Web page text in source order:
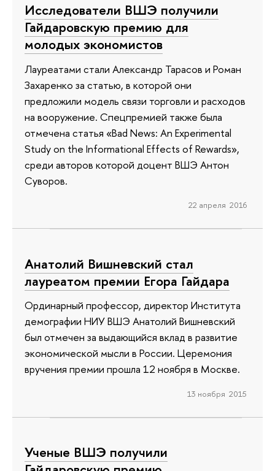
Исследователи ВШЭ получили
Гайдаровскую премию для
молодых экономистов
Лауреатами стали Александр Тарасов и Роман
Захаренко за статью, в которой они
предложили модель связи торговли и расходов
на вооружение. Спецпремией также была
отмечена статья «Bad News: An Experimental
Study on the Informational Effects of Rewards»,
среди авторов которой доцент ВШЭ Антон
Суворов.
22 апреля 2016
Анатолий Вишневский стал
лауреатом премии Егора Гайдара
Ординарный профессор, директор Института
демографии НИУ ВШЭ Анатолий Вишневский
был отмечен за выдающийся вклад в развитие
экономической мысли в России. Церемония
вручения премии прошла 12 ноября в Москве.
13 ноября 2015
Ученые ВШЭ получили